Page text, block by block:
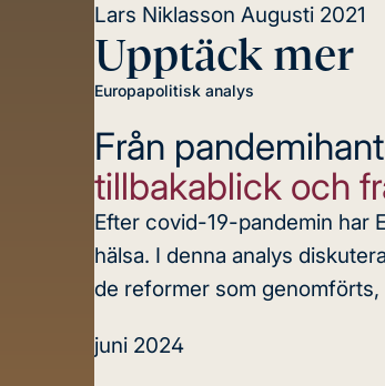
Lars Niklasson Augusti 2021
Upptäck mer
Europapolitisk analys
Från
tillbakablick och
Efter covid-19-pandemin har
hälsa. I denna analys
de reformer som
juni 2024